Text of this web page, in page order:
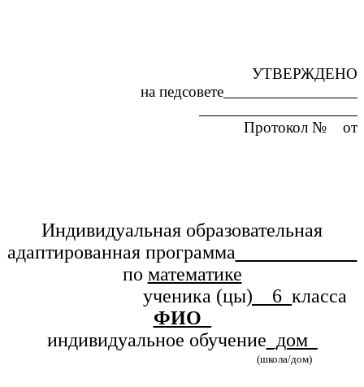
УТВЕРЖДЕНО
на педсовете
Протокол № от
Индивидуальная образовательная
адаптированная программа
по математике
ученика (цы)__6_ класса
ФИО_
индивидуальное обучение _дом_
(школа/дом)